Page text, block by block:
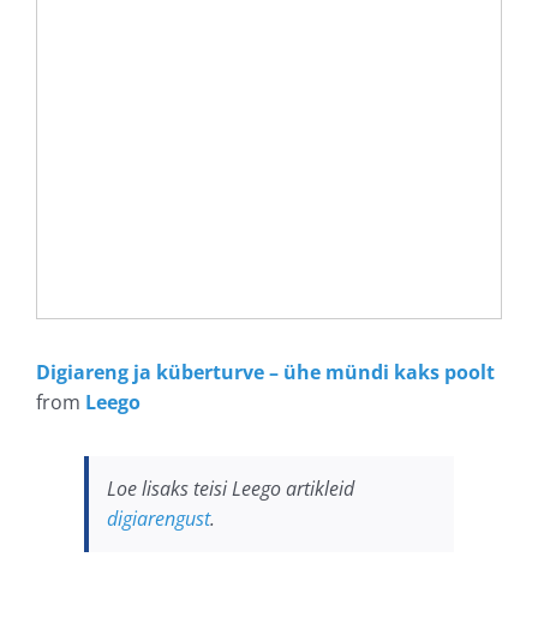
Digiareng ja küberturve – ühe mündi kaks poolt
from Leego
Loe lisaks teisi Leego artikleid
digiarengust.